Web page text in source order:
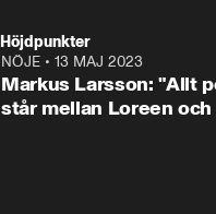
Höjdpunkter
NÖJE • 13 MAJ 2023
Markus Larsson: "Allt
står mellan Loreen